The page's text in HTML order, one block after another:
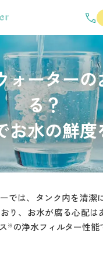
ォーターの
る？
お水の鮮
では、タンク内を清潔
り、お水が腐る心配は
※の浄水フィルター性